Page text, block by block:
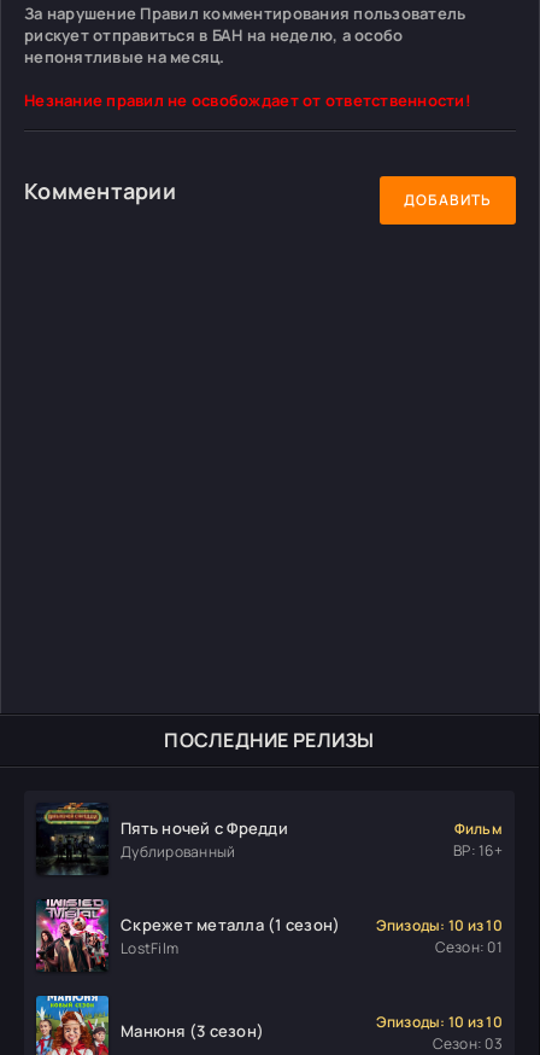
ПОСЛЕДНИЕ РЕЛИЗЫ
Пять ночей с Фредди
Дублированный
Фильм
ВР: 16+
Скрежет металла (1 сезон)
LostFilm
Эпизоды: 10 из 10
Сезон: 01
Манюня (3 сезон)
Эпизоды: 10 из 10
Сезон: 03
За нарушение Правил комментирования пользователь
рискует отправиться в БАН на неделю, а особо
непонятливые на месяц.
Незнание правил не освобождает от ответственности!
Комментарии ДОБАВИТЬ